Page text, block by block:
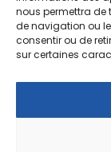
nous permettra de
de navigation ou
consentir ou de
sur certaines
inspirations :
actualités.
©